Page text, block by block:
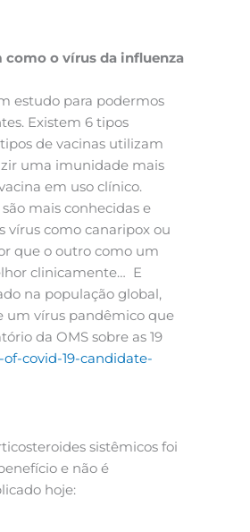
como o vírus da influenza
estudo para podermos
Existem 6 tipos
de vacinas utilizam
uma imunidade mais
em uso clínico.
mais conhecidas e
vírus como canaripox ou
que o outro como um
clinicamente… E
na população global,
um vírus pandêmico que
da OMS sobre as 19
covid-19-candidate-
sistêmicos foi
e não é
hoje: